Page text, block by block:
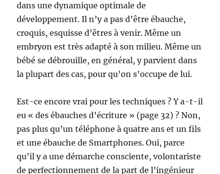
dans une dynamique optimale de
développement. Il n’y a pas d’être ébauche,
croquis, esquisse d’êtres à venir. Même un
embryon est très adapté à son milieu. Même un
bébé se débrouille, en général, y parvient dans
la plupart des cas, pour qu’on s’occupe de lui.
Est-ce encore vrai pour les techniques ? Y a-t-il
eu « des ébauches d’écriture » (page 32) ? Non,
pas plus qu’un téléphone à quatre ans et un fils
et une ébauche de Smartphones. Oui, parce
qu’il y a une démarche consciente, volontariste
de perfectionnement de la part de l’ingénieur